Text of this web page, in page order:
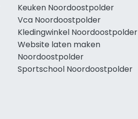
Keuken Noordoostpolder
Vca Noordoostpolder
Kledingwinkel Noordoostpolder
Website laten maken
Noordoostpolder
Sportschool Noordoostpolder